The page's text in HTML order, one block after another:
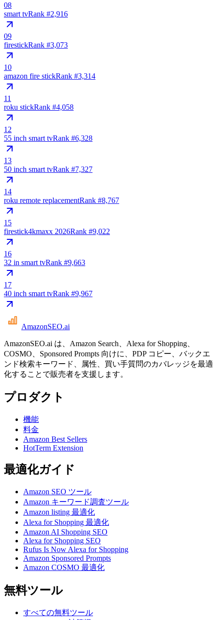
08
smart tvRank #2,916
09
firestickRank #3,073
10
amazon fire stickRank #3,314
11
roku stickRank #4,058
12
55 inch smart tvRank #6,328
13
50 inch smart tvRank #7,327
14
roku remote replacementRank #8,767
15
firestick4kmaxx 2026Rank #9,022
16
32 in smart tvRank #9,663
17
40 inch smart tvRank #9,967
AmazonSEO.ai
AmazonSEO.ai は、Amazon Search、Alexa for Shopping、
COSMO、Sponsored Prompts 向けに、PDP コピー、バックエ
ンド検索キーワード、属性、買い手質問のカバレッジを最適
化することで販売者を支援します。
プロダクト
機能
料金
Amazon Best Sellers
HotTerm Extension
最適化ガイド
Amazon SEO ツール
Amazon キーワード調査ツール
Amazon listing 最適化
Alexa for Shopping 最適化
Amazon AI Shopping SEO
Alexa for Shopping SEO
Rufus Is Now Alexa for Shopping
Amazon Sponsored Prompts
Amazon COSMO 最適化
無料ツール
すべての無料ツール